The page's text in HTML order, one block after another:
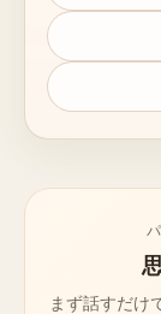
まず話すだけ